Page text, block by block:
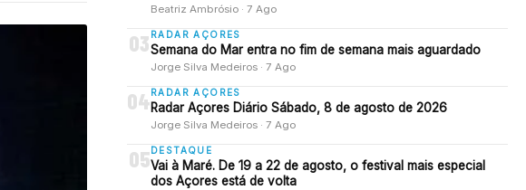
Beatriz Ambrósio · 7 Ago
03 RADAR AÇORES
Semana do Mar entra no fim de semana mais aguardado
Jorge Silva Medeiros · 7 Ago
04RADAR AÇORES
Radar Açores Diário Sábado, 8 de agosto de 2026
Jorge Silva Medeiros · 7 Ago
05 DESTAQUE
Vai à Maré. De 19 a 22 de agosto, o festival mais especial
dos Açores está de volta